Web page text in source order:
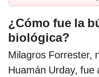
¿Cómo fue la
biológica?
Milagros Forrester,
Huamán Urday, fue